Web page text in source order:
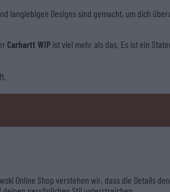
langlebigen Designs sind gemacht, um dich
Carhartt WIP ist viel mehr als das. Es ist ein
Online Shop verstehen wir, dass die Details